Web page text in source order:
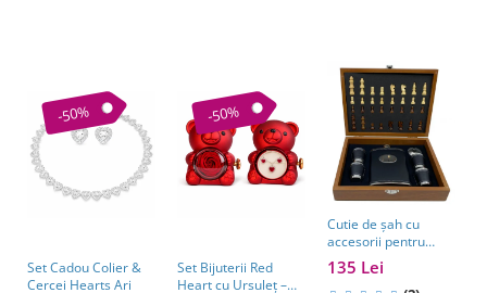
-50%
Set Cadou Colier &
Cercei Hearts Ari
-50%
Set Bijuterii Red
Heart cu Ursuleț –
Cutie de șah cu
accesorii pentru
whisky – cadou
elegant pentru
135 Lei